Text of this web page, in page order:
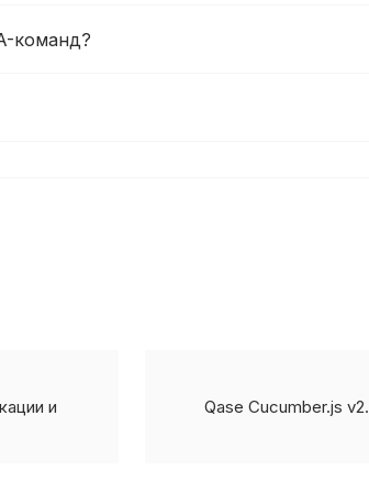
команд?
и
Qase Cucumber.js